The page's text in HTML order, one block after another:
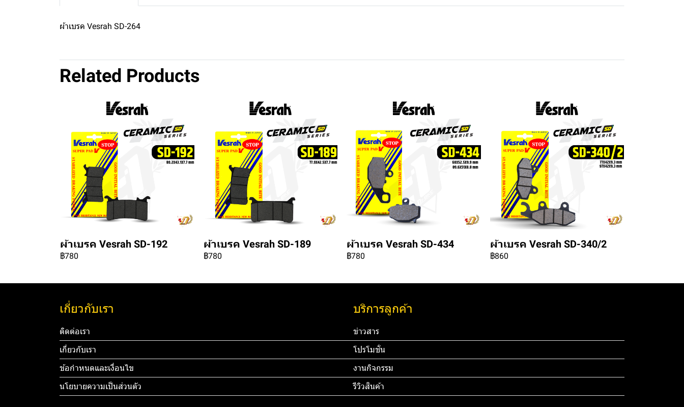
ผ้าเบรค Vesrah SD-264
Related Products
ผ้าเบรค Vesrah SD-192
฿780
ผ้าเบรค Vesrah SD-189
฿780
ผ้าเบรค Vesrah SD-434
฿780
ผ้าเบรค Vesrah SD-340/2
฿860
เกี่ยวกับเรา
ติดต่อเรา
เกี่ยวกับเรา
ข้อกำหนดและเงื่อนไข
นโยบายความเป็นส่วนตัว
บริการลูกค้า
ข่าวสาร
โปรโมชั่น
งานกิจกรรม
รีวิวสินค้า